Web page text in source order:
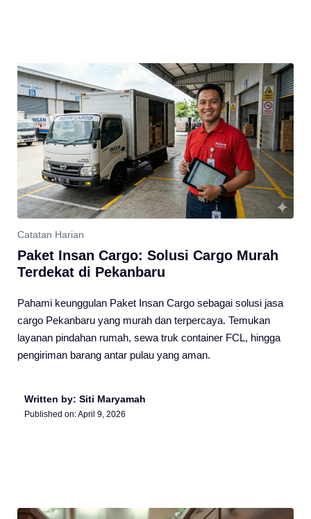
Catatan Harian
Paket Insan Cargo: Solusi Cargo Murah
Terdekat di Pekanbaru
Pahami keunggulan Paket Insan Cargo sebagai solusi jasa
cargo Pekanbaru yang murah dan terpercaya. Temukan
layanan pindahan rumah, sewa truk container FCL, hingga
pengiriman barang antar pulau yang aman.
Written by: Siti Maryamah
Published on:April 9, 2026